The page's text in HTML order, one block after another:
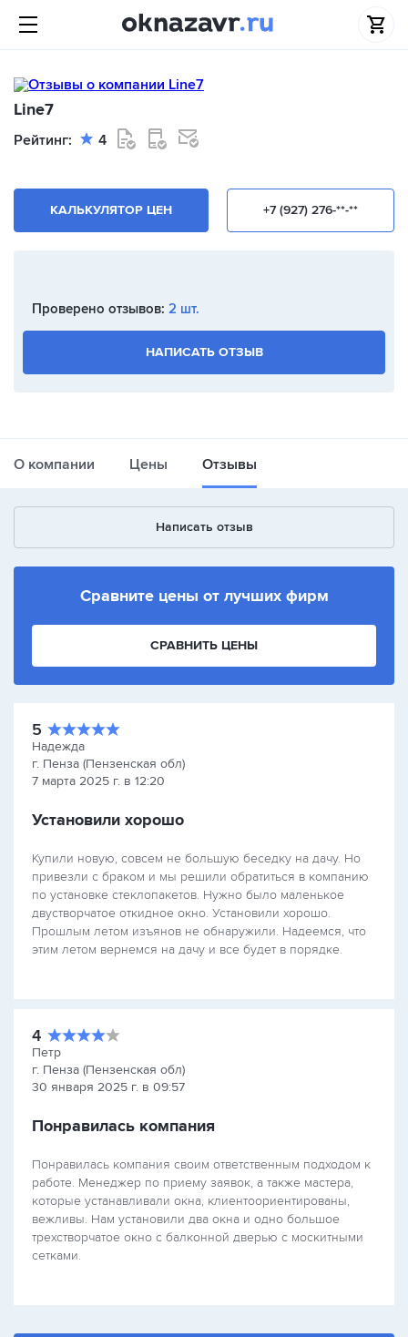
Line7
Рейтинг: 4
+7 (927) 276-**-**
КАЛЬКУЛЯТОР ЦЕН
Проверено отзывов: 2 шт.
НАПИСАТЬ ОТЗЫВ
О компании Цены Отзывы
Написать отзыв
Сравните цены от лучших фирм
СРАВНИТЬ ЦЕНЫ
5
Надежда
г. Пенза (Пензенская обл)
7 марта 2025 г. в 12:20
Установили хорошо
Купили новую, совсем не большую беседку на дачу. Но
привезли с браком и мы решили обратиться в компанию
по установке стеклопакетов. Нужно было маленькое
двустворчатое откидное окно. Установили хорошо.
Прошлым летом изъянов не обнаружили. Надеемся, что
этим летом вернемся на дачу и все будет в порядке.
4
Петр
г. Пенза (Пензенская обл)
30 января 2025 г. в 09:57
Понравилась компания
Понравилась компания своим ответственным подходом к
работе. Менеджер по приему заявок, а также мастера,
которые устанавливали окна, клиентоориентированы,
вежливы. Нам установили два окна и одно большое
трехстворчатое окно с балконной дверью с москитными
сетками.